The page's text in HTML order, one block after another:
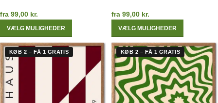
fra 99,00 kr.
VÆLG MULIGHEDER
fra 99,00 kr.
VÆLG MULIGHEDER
KØB 2 – FÅ 1 GRATIS KØB 2 – FÅ 1 GRATIS